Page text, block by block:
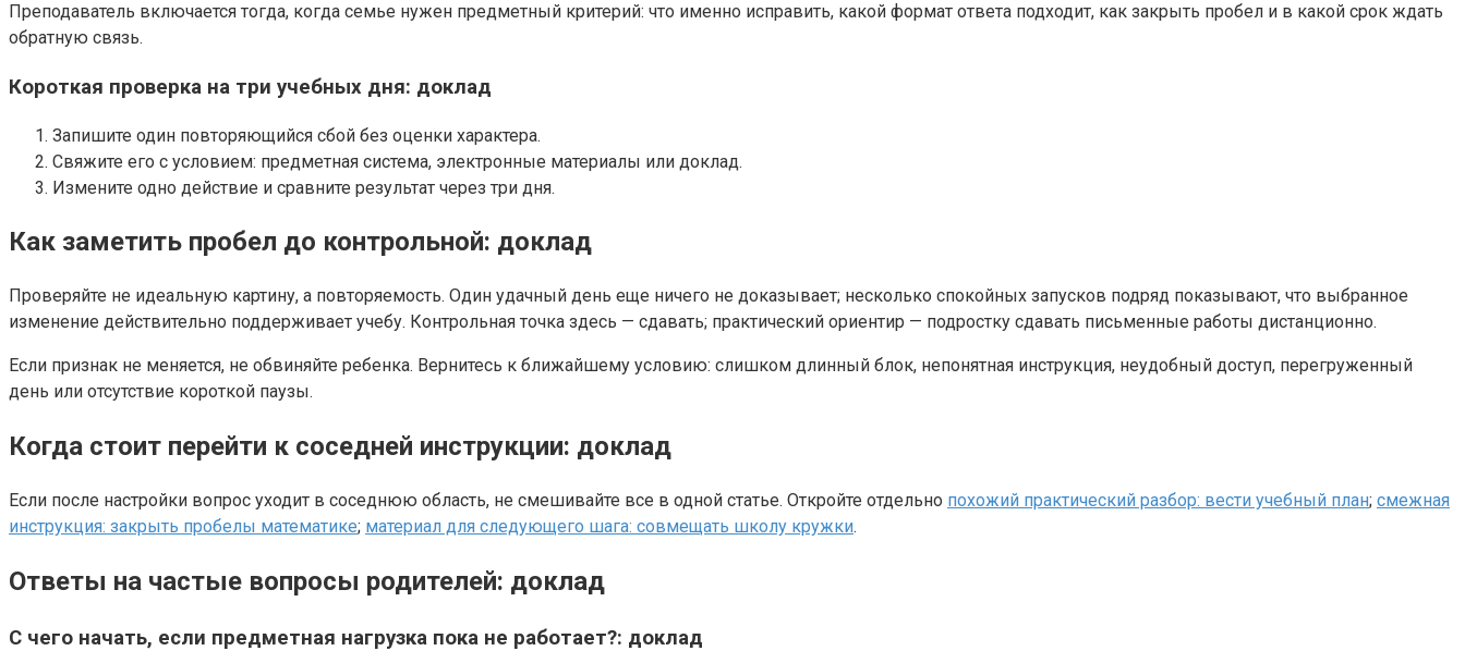
Преподаватель включается тогда, когда семье нужен предметный критерий: что именно исправить, какой формат ответа подходит, как закрыть пробел и в какой срок ждать
обратную связь.
Короткая проверка на три учебных дня: доклад
Запишите один повторяющийся сбой без оценки характера.
Свяжите его с условием: предметная система, электронные материалы или доклад.
Измените одно действие и сравните результат через три дня.
Как заметить пробел до контрольной: доклад
Проверяйте не идеальную картину, а повторяемость. Один удачный день еще ничего не доказывает; несколько спокойных запусков подряд показывают, что выбранное
изменение действительно поддерживает учебу. Контрольная точка здесь — сдавать; практический ориентир — подростку сдавать письменные работы дистанционно.
Если признак не меняется, не обвиняйте ребенка. Вернитесь к ближайшему условию: слишком длинный блок, непонятная инструкция, неудобный доступ, перегруженный
день или отсутствие короткой паузы.
Когда стоит перейти к соседней инструкции: доклад
Если после настройки вопрос уходит в соседнюю область, не смешивайте все в одной статье. Откройте отдельно похожий практический разбор: вести учебный план; смежная
инструкция: закрыть пробелы математике; материал для следующего шага: совмещать школу кружки.
Ответы на частые вопросы родителей: доклад
С чего начать, если предметная нагрузка пока не работает?: доклад